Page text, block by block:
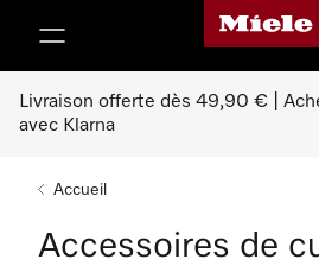
Page d'accueil
Livraison offerte dès 49,90 € |
avec Klarna
Accueil
Accessoires de